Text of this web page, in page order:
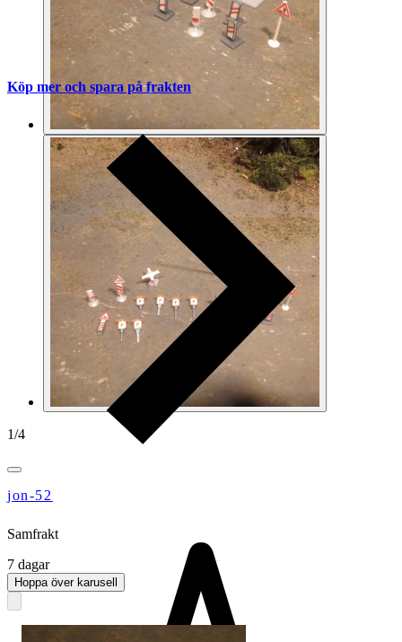
1/4
jon-52
Köp mer och spara på frakten
Samfrakt
7 dagar
Hoppa över karusell